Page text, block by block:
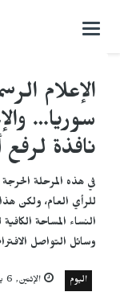
التحكم
الإعلام
سوريا…
نافذة
في هذه المرحلة
للرأي العام، ولكن
النساء المساحة
وسائل التواصل
اليوم الإثنين, 6 يوليو 2026, 09:45